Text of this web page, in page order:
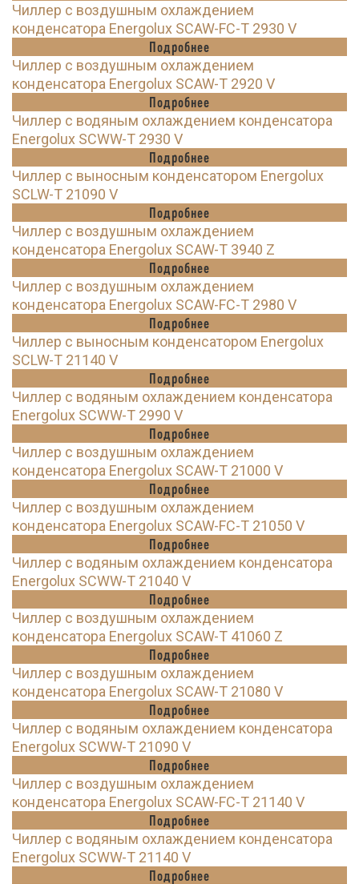
Чиллер с воздушным охлаждением
конденсатора Energolux SCAW-FC-T 2930 V
Подробнее
Чиллер с воздушным охлаждением
конденсатора Energolux SCAW-T 2920 V
Подробнее
Чиллер с водяным охлаждением конденсатора
Energolux SCWW-T 2930 V
Подробнее
Чиллер с выносным конденсатором Energolux
SCLW-T 21090 V
Подробнее
Чиллер с воздушным охлаждением
конденсатора Energolux SCAW-T 3940 Z
Подробнее
Чиллер с воздушным охлаждением
конденсатора Energolux SCAW-FC-T 2980 V
Подробнее
Чиллер с выносным конденсатором Energolux
SCLW-T 21140 V
Подробнее
Чиллер с водяным охлаждением конденсатора
Energolux SCWW-T 2990 V
Подробнее
Чиллер с воздушным охлаждением
конденсатора Energolux SCAW-T 21000 V
Подробнее
Чиллер с воздушным охлаждением
конденсатора Energolux SCAW-FC-T 21050 V
Подробнее
Чиллер с водяным охлаждением конденсатора
Energolux SCWW-T 21040 V
Подробнее
Чиллер с воздушным охлаждением
конденсатора Energolux SCAW-T 41060 Z
Подробнее
Чиллер с воздушным охлаждением
конденсатора Energolux SCAW-T 21080 V
Подробнее
Чиллер с водяным охлаждением конденсатора
Energolux SCWW-T 21090 V
Подробнее
Чиллер с воздушным охлаждением
конденсатора Energolux SCAW-FC-T 21140 V
Подробнее
Чиллер с водяным охлаждением конденсатора
Energolux SCWW-T 21140 V
Подробнее